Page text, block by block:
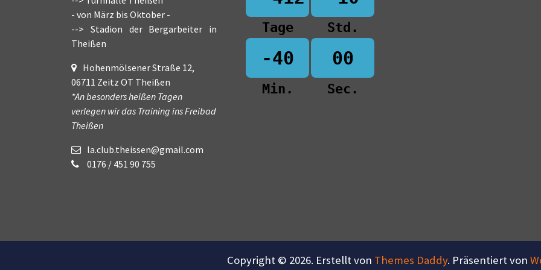
- von März bis Oktober -
--> Stadion der Bergarbeiter in
Theißen
Hohenmölsener Straße 12,
06711 Zeitz OT Theißen
*An besonders heißen Tagen
verlegen wir das Training ins Freibad
Theißen
la.club.theissen@gmail.com
0176 / 451 90 755
Tage Std.
-40
Min.
00
Sec.
Copyright © 2026. Erstellt von Themes Daddy. Präsentiert von